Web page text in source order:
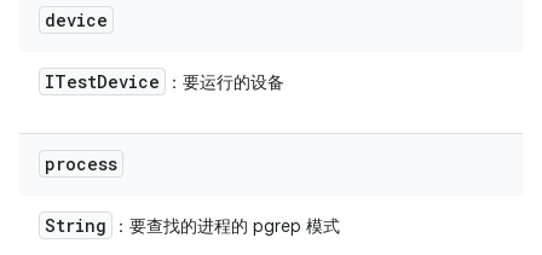
device
ITestDevice ：要运行的设备
process
String ：要查找的进程的 pgrep 模式